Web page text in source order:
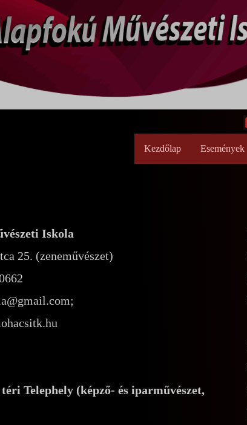
Kezdőlap Események
Iskola
25. (zeneművészet)
Telephely (képző- és iparművészet,